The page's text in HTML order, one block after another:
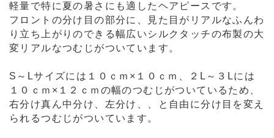
軽量で特に夏の暑さにも適したヘアピースです。
フロントの分け目の部分に、見た目がリアルなふんわ
り立ち上がりのできる幅広いシルクタッチの布製の大
変リアルなつむじがついています。
S～Lサイズには１０ｃｍ×１０ｃｍ、２L～３Lには
１０ｃｍ×１２ｃｍの幅のつむじがついているため、
右分け真ん中分け、左分け、、と自由に分け目を変え
られるつむじがついています。